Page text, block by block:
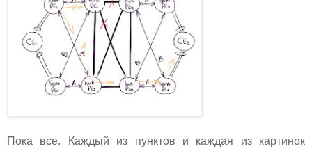
Пока все. Каждый из пунктов и каждая из картинок